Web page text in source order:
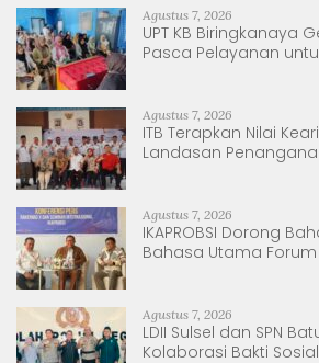
Agustus 7, 2026
UPT KB Biringkanaya
Pasca Pelayanan
Agustus 7, 2026
ITB Terapkan Nilai
Landasan
Agustus 7, 2026
IKAPROBSI Dorong
Bahasa Utama
Agustus 7, 2026
LDII Sulsel dan SPN
Kolaborasi Bakti